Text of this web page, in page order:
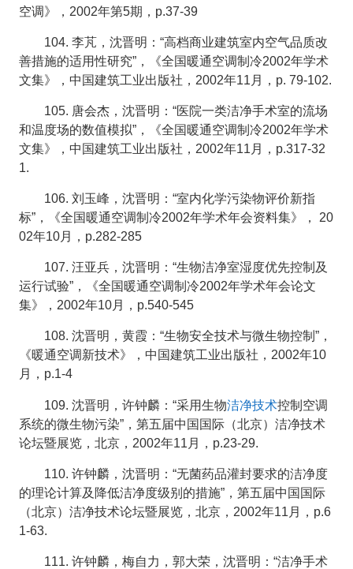
空调》，2002年第5期，p.37-39
104. 李芃，沈晋明：“高档商业建筑室内空气品质改
善措施的适用性研究”，《全国暖通空调制冷2002年学术
文集》，中国建筑工业出版社，2002年11月，p. 79-102.
105. 唐会杰，沈晋明：“医院一类洁净手术室的流场
和温度场的数值模拟”，《全国暖通空调制冷2002年学术
文集》，中国建筑工业出版社，2002年11月，p.317-32
1.
106. 刘玉峰，沈晋明：“室内化学污染物评价新指
标”，《全国暖通空调制冷2002年学术年会资料集》， 20
02年10月，p.282-285
107. 汪亚兵，沈晋明：“生物洁净室湿度优先控制及
运行试验”，《全国暖通空调制冷2002年学术年会论文
集》，2002年10月，p.540-545
108. 沈晋明，黄霞：“生物安全技术与微生物控制”，
《暖通空调新技术》，中国建筑工业出版社，2002年10
月，p.1-4
109. 沈晋明，许钟麟：“采用生物洁净技术控制空调
系统的微生物污染”，第五届中国国际（北京）洁净技术
论坛暨展览，北京，2002年11月，p.23-29.
110. 许钟麟，沈晋明：“无菌药品灌封要求的洁净度
的理论计算及降低洁净度级别的措施”，第五届中国国际
（北京）洁净技术论坛暨展览，北京，2002年11月，p.6
1-63.
111. 许钟麟，梅自力，郭大荣，沈晋明：“洁净手术